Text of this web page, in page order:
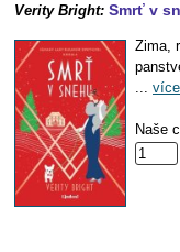
Verity Bright: Smrť v
Zima,
...
Naše